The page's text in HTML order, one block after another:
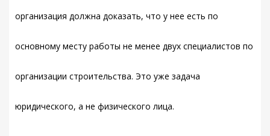
организация должна доказать, что у нее есть по
основному месту работы не менее двух специалистов по
организации строительства. Это уже задача
юридического, а не физического лица.